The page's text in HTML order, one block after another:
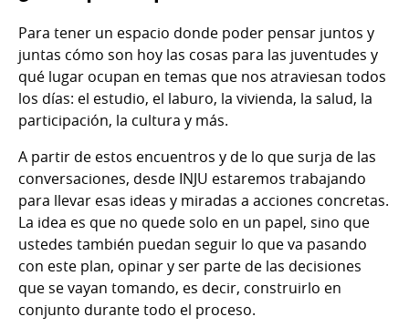
Para tener un espacio donde poder pensar juntos y
juntas cómo son hoy las cosas para las juventudes y
qué lugar ocupan en temas que nos atraviesan todos
los días: el estudio, el laburo, la vivienda, la salud, la
participación, la cultura y más.
A partir de estos encuentros y de lo que surja de las
conversaciones, desde INJU estaremos trabajando
para llevar esas ideas y miradas a acciones concretas.
La idea es que no quede solo en un papel, sino que
ustedes también puedan seguir lo que va pasando
con este plan, opinar y ser parte de las decisiones
que se vayan tomando, es decir, construirlo en
conjunto durante todo el proceso.